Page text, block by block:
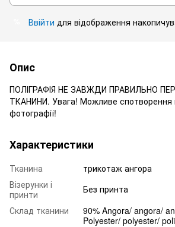
Ввійти для відображення
Опис
ПОЛІГРАФІЯ НЕ ЗАВЖДИ ПРАВИЛЬНО
ТКАНИНИ. Увага! Можливе спотворення
фотографії!
Характеристики
Тканина
трикотаж ангора
Візерунки і
принти
Без принта
Склад тканини
90% Angora/ angora/
Polyester/ polyester/